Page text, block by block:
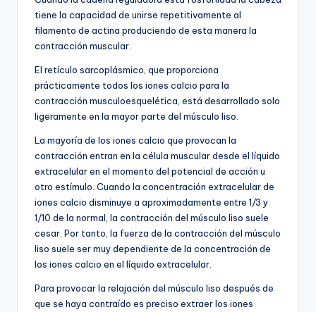
tiene la capacidad de unirse repetitivamente al
filamento de actina produciendo de esta manera la
contracción muscular.
El retículo sarcoplásmico, que proporciona
prácticamente todos los iones calcio para la
contracción musculoesquelética, está desarrollado solo
ligeramente en la mayor parte del músculo liso.
La mayoría de los iones calcio que provocan la
contracción entran en la célula muscular desde el líquido
extracelular en el momento del potencial de acción u
otro estímulo. Cuando la concentración extracelular de
iones calcio disminuye a aproximadamente entre 1/3 y
1/10 de la normal, la contracción del músculo liso suele
cesar. Por tanto, la fuerza de la contracción del músculo
liso suele ser muy dependiente de la concentración de
los iones calcio en el líquido extracelular.
Para provocar la relajación del músculo liso después de
que se haya contraído es preciso extraer los iones